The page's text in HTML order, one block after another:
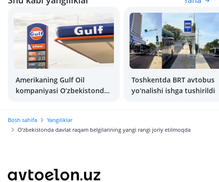
Amerikaning Gulf Oil
kompaniyasi O‘zbekistonda
rejalashtirmoqda
Toshkentda BRT avtobus
yo‘nalishi ishga tushirildi
Bosh sahifa
Yangiliklar
O‘zbekistonda davlat raqam belgilarining yangi rangi joriy etilmoqda